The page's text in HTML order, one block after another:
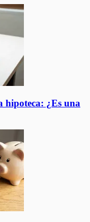
hipoteca: ¿Es una